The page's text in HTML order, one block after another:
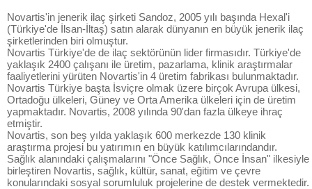
Novartis'in jenerik ilaç şirketi Sandoz, 2005 yılı başında Hexal'i
(Türkiye'de İlsan-İltaş) satın alarak dünyanın en büyük jenerik ilaç
şirketlerinden biri olmuştur.
Novartis Türkiye'de de ilaç sektörünün lider firmasıdır. Türkiye'de
yaklaşık 2400 çalışanı ile üretim, pazarlama, klinik araştırmalar
faaliyetlerini yürüten Novartis'in 4 üretim fabrikası bulunmaktadır.
Novartis Türkiye başta İsviçre olmak üzere birçok Avrupa ülkesi,
Ortadoğu ülkeleri, Güney ve Orta Amerika ülkeleri için de üretim
yapmaktadır. Novartis, 2008 yılında 90'dan fazla ülkeye ihraç
etmiştir.
Novartis, son beş yılda yaklaşık 600 merkezde 130 klinik
araştırma projesi bu yatırımın en büyük katılımcılarındandır.
Sağlık alanındaki çalışmalarını "Önce Sağlık, Önce İnsan" ilkesiyle
birleştiren Novartis, sağlık, kültür, sanat, eğitim ve çevre
konularındaki sosyal sorumluluk projelerine de destek vermektedir.